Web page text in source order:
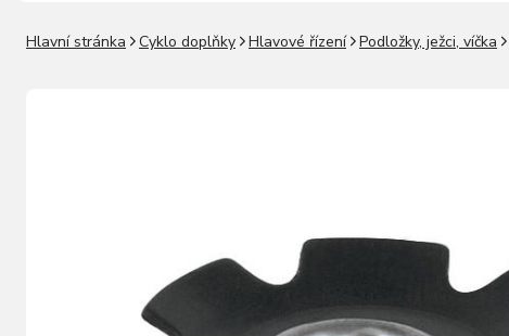
Hlavní stránka Cyklo doplňky Hlavové řízení Podložky, ježci, víčka